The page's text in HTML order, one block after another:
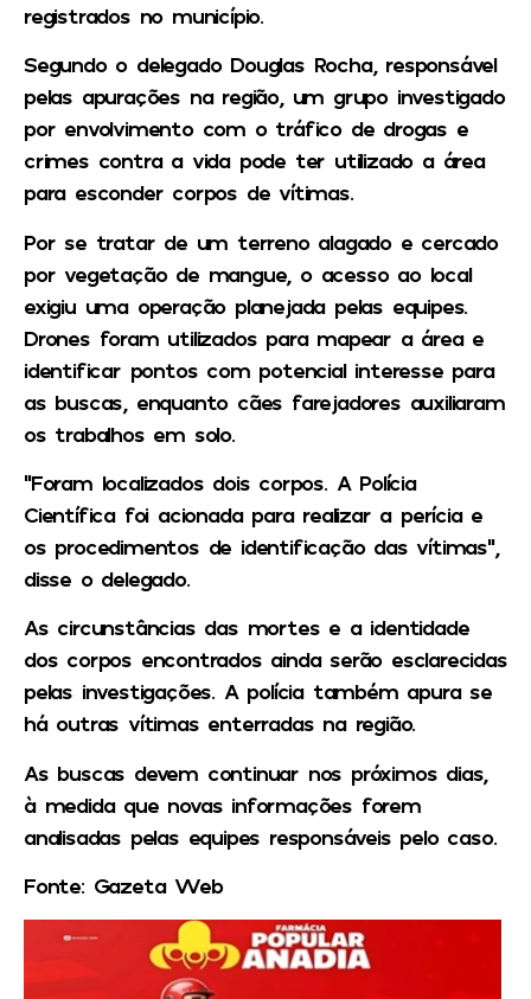
registrados no município.
Segundo o delegado Douglas Rocha, responsável
pelas apurações na região, um grupo investigado
por envolvimento com o tráfico de drogas e
crimes contra a vida pode ter utilizado a área
para esconder corpos de vítimas.
Por se tratar de um terreno alagado e cercado
por vegetação de mangue, o acesso ao local
exigiu uma operação planejada pelas equipes.
Drones foram utilizados para mapear a área e
identificar pontos com potencial interesse para
as buscas, enquanto cães farejadores auxiliaram
os trabalhos em solo.
“Foram localizados dois corpos. A Polícia
Científica foi acionada para realizar a perícia e
os procedimentos de identificação das vítimas”,
disse o delegado.
As circunstâncias das mortes e a identidade
dos corpos encontrados ainda serão esclarecidas
pelas investigações. A polícia também apura se
há outras vítimas enterradas na região.
As buscas devem continuar nos próximos dias,
à medida que novas informações forem
analisadas pelas equipes responsáveis pelo caso.
Fonte: Gazeta Web